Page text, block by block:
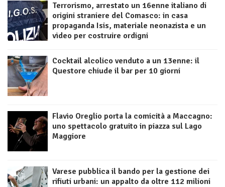
Terrorismo, arrestato un 16enne italiano di
origini straniere del Comasco: in casa
propaganda Isis, materiale neonazista e un
video per costruire ordigni
Cocktail alcolico venduto a un 13enne: il
Questore chiude il bar per 10 giorni
Flavio Oreglio porta la comicità a Maccagno:
uno spettacolo gratuito in piazza sul Lago
Maggiore
Varese pubblica il bando per la gestione dei
rifiuti urbani: un appalto da oltre 112 milioni